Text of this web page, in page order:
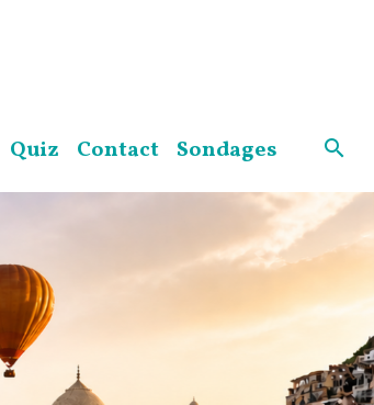
Quiz Contact Sondages